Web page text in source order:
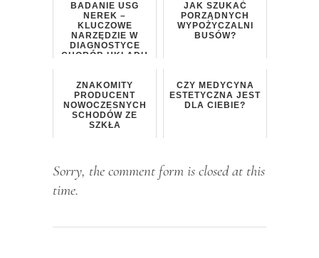
BADANIE USG
NEREK –
KLUCZOWE
NARZĘDZIE W
DIAGNOSTYCE
CHORÓB UKŁADU
JAK SZUKAĆ
PORZĄDNYCH
WYPOŻYCZALNI
BUSÓW?
ZNAKOMITY
PRODUCENT
NOWOCZESNYCH
SCHODÓW ZE
SZKŁA
CZY MEDYCYNA
ESTETYCZNA JEST
DLA CIEBIE?
Sorry, the comment form is closed at this
time.